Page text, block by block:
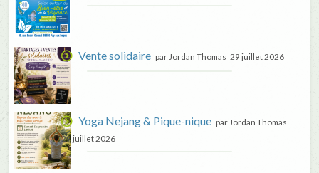
Vente solidaire par Jordan Thomas 29 juillet 2026
Yoga Nejang & Pique-nique par Jordan Thomas
29 juillet 2026